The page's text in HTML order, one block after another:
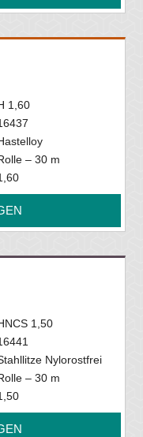
1,60
– 30 m
1,50
Nylorostfrei
– 30 m